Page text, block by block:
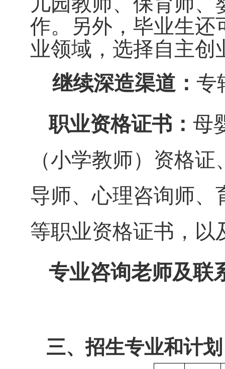
作。另外，毕业生还
业领域 ， 选择自主创
继续深造渠道： 专
职业资格证书： 母
（小学教师）资格
导师、心理咨询师、
等职业资格证书，以
专业咨询老师及联
三、招生专业和计